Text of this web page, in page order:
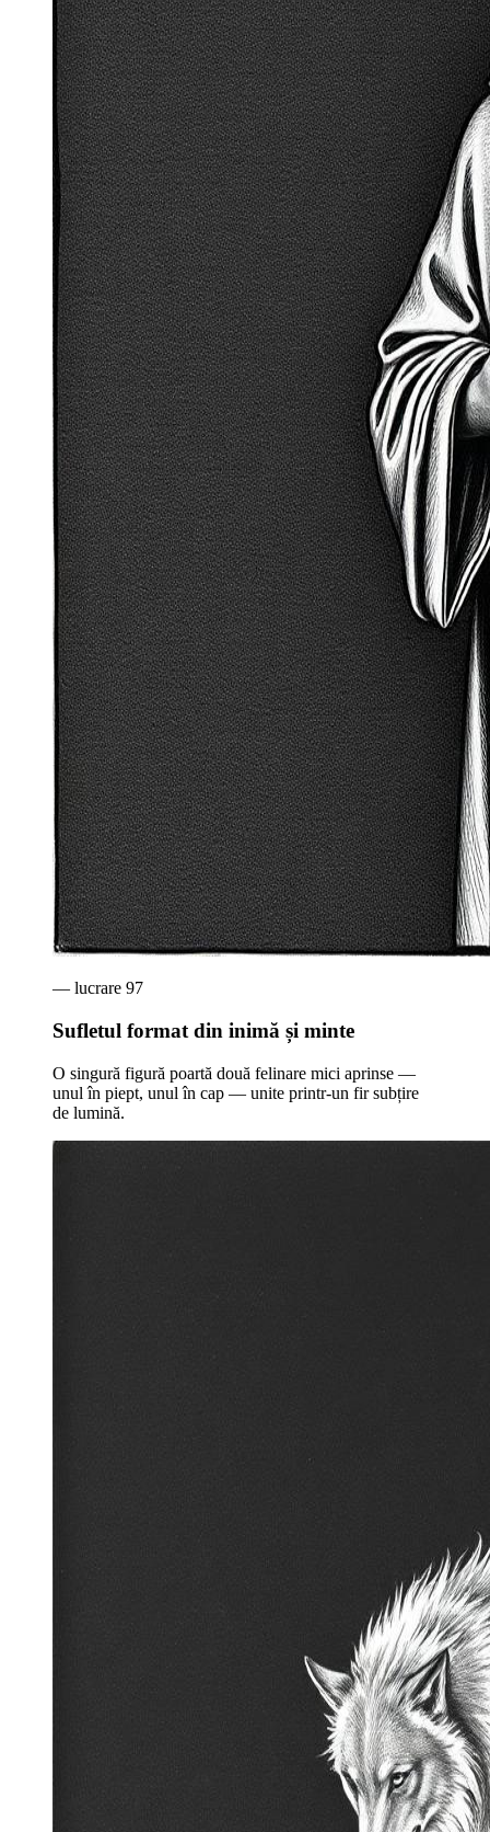
— lucrare 97
Sufletul format din inimă și minte
O singură figură poartă două felinare mici aprinse —
unul în piept, unul în cap — unite printr-un fir subțire
de lumină.